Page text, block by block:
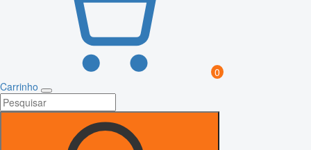
0
Carrinho